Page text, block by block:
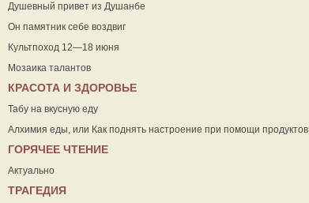
Душевный привет из Душанбе
Он памятник себе воздвиг
Культпоход 12—18 июня
Мозаика талантов
КРАСОТА И ЗДОРОВЬЕ
Табу на вкусную еду
Алхимия еды, или Как поднять настроение при помощи продуктов
ГОРЯЧЕЕ ЧТЕНИЕ
Актуально
ТРАГЕДИЯ